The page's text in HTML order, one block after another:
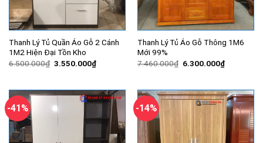
Thanh Lý Tủ Quần Áo Gỗ 2 Cánh
1M2 Hiện Đại Tồn Kho
6.500.000₫ Giá
3.550.000₫Giá
hiện
3.550.000₫.
Thanh Lý Tủ Áo Gỗ Thông 1M6
Mới 99%
7.460.000₫ Giá
6.300.000₫Giá
hiện
-41% -14%